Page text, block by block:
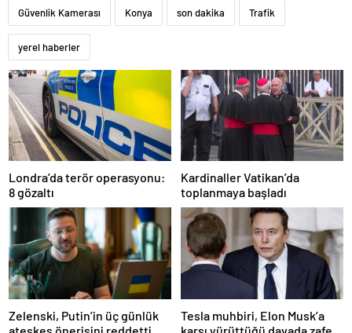
Güvenlik Kamerası Konya son dakika Trafik
yerel haberler
Londra’da terör operasyonu:
8 gözaltı
Kardinaller Vatikan’da
toplanmaya başladı
Zelenski, Putin’in üç günlük
Tesla muhbiri, Elon Musk’a